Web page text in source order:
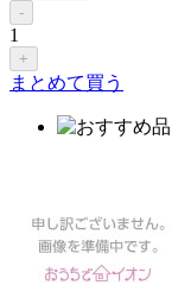
-
1
+
まとめて買う